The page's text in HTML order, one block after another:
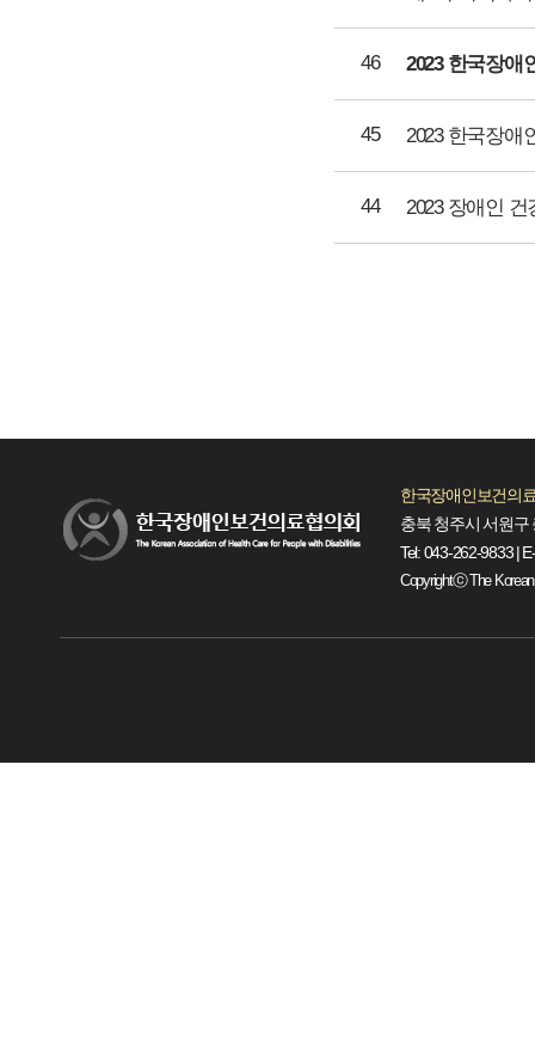
46
45
44 2023 장애인 건
한국장애인보건의
충북 청주시 서원구
Tel: 043-262-9833 |
Copyrightⓒ The Korean